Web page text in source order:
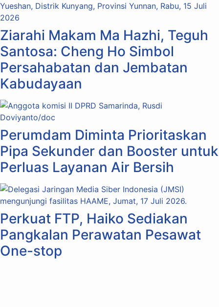
Ziarahi Makam Ma Hazhi, Teguh
Santosa: Cheng Ho Simbol
Persahabatan dan Jembatan
Kabudayaan
Perumdam Diminta Prioritaskan
Pipa Sekunder dan Booster untuk
Perluas Layanan Air Bersih
Perkuat FTP, Haiko Sediakan
Pangkalan Perawatan Pesawat
One-stop